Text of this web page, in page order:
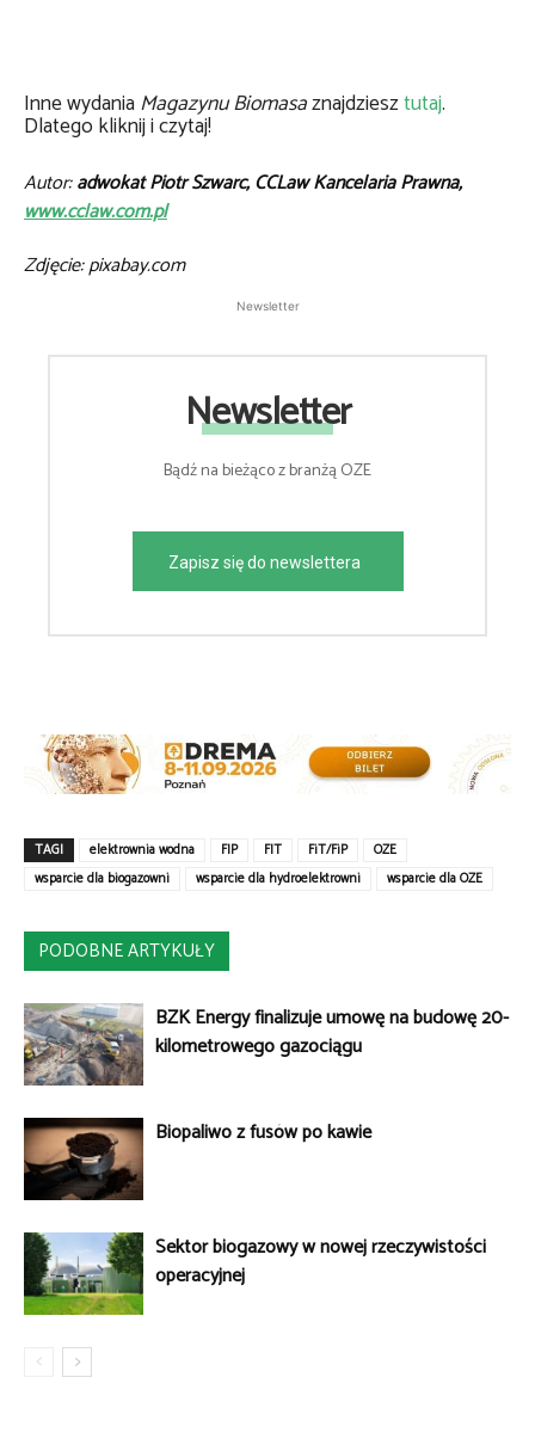
Inne wydaniaMagazynu Biomasaznajdziesztutaj.
Dlatego kliknij i czytaj!
Autor:adwokat Piotr Szwarc, CCLaw Kancelaria Prawna,
www.cclaw.com.pl
Zdjęcie: pixabay.com
Newsletter
Newsletter
Bądź na bieżąco z branżą OZE
Zapisz się do newslettera
TAGI elektrownia wodna FIP FIT FiT/FiP
OZE
wsparcie dla biogazowni
wsparcie dla hydroelektrowni wsparcie dla OZE
PODOBNE ARTYKUŁY
BZK Energy finalizuje umowę na budowę 20-
kilometrowego gazociągu
Biopaliwo z fusów po kawie
Sektor biogazowy w nowej rzeczywistości
operacyjnej